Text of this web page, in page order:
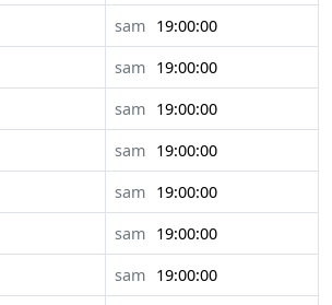
sam 19:00:00
sam 19:00:00
sam 19:00:00
sam 19:00:00
sam 19:00:00
sam 19:00:00
sam 19:00:00